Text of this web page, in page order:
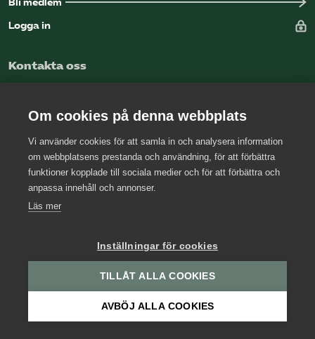
Mina sidor
Bli medlem
Logga in på Arbetsgivarguiden
Sök på kompetensforetagen.se
Bli medlem
Logga in
Kontakta oss
Press
Arbetsgivarjouren
Om cookies på denna webbplats
Vi använder cookies för att samla in och analysera information
om webbplatsens prestanda och användning, för att förbättra
funktioner kopplade till sociala medier och för att förbättra och
anpassa innehåll och annonser.
Läs mer
Inställningar för cookies
TILLÅT ALLA COOKIES
AVBÖJ ALLA COOKIES